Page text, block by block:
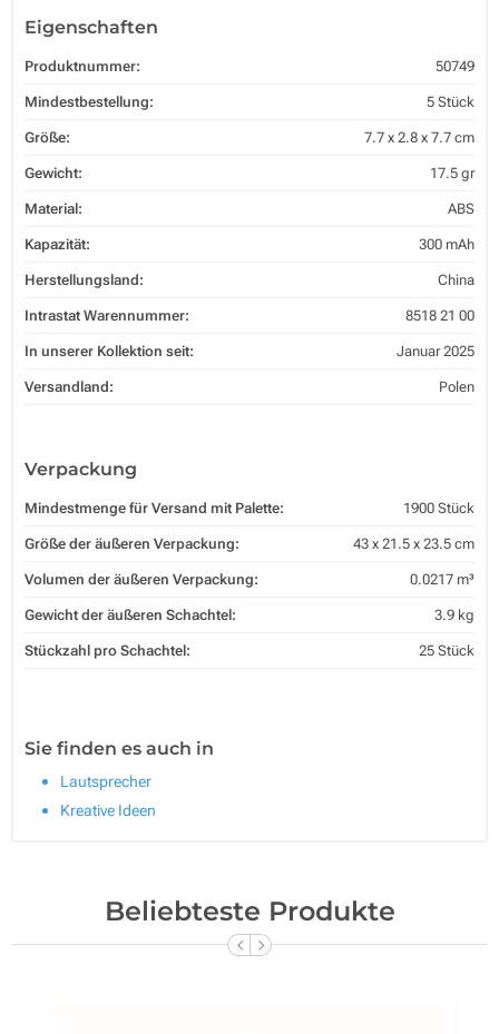
Eigenschaften
Produktnummer: 50749
Mindestbestellung: 5 Stück
Größe: 7.7 x 2.8 x 7.7 cm
Gewicht: 17.5 gr
Material: ABS
Kapazität: 300 mAh
Herstellungsland: China
Intrastat Warennummer: 8518 21 00
In unserer Kollektion seit: Januar 2025
Versandland: Polen
Verpackung
Mindestmenge für Versand mit Palette: 1900 Stück
Größe der äußeren Verpackung: 43 x 21.5 x 23.5 cm
Volumen der äußeren Verpackung: 0.0217 m³
Gewicht der äußeren Schachtel: 3.9 kg
Stückzahl pro Schachtel: 25 Stück
Sie finden es auch in
Lautsprecher
Kreative Ideen
Beliebteste Produkte